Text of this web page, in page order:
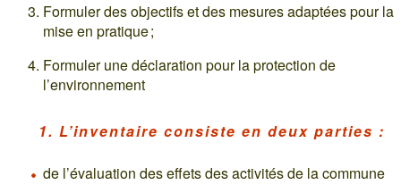
Formuler des objectifs et des mesures adaptées pour la
mise en pratique ;
Formuler une déclaration pour la protection de
l’environnement
1. L’inventaire consiste en deux parties :
de l’évaluation des effets des activités de la commune